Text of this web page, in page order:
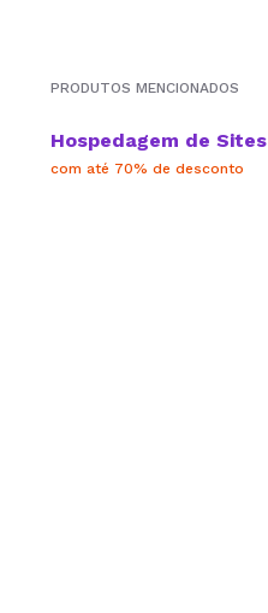
PRODUTOS MENCIONADOS
Hospedagem de Sites
com até 70% de desconto